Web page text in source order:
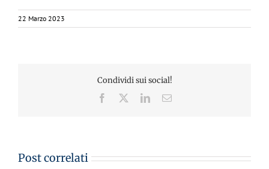
22 Marzo 2023
Condividi sui social!
Facebook LinkedInEmail
Post correlati